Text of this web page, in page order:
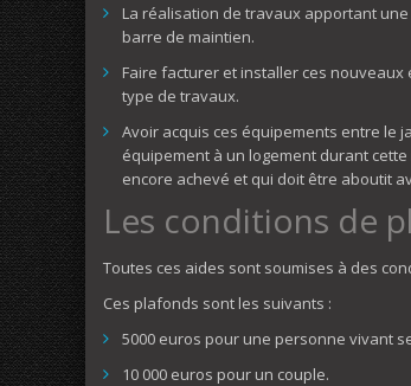
La réalisation de travaux apportant une
barre de maintien.
Faire facturer et installer ces
type de travaux.
Avoir acquis ces équipements entre le
équipement à un logement durant
encore achevé et qui doit être aboutit
Les conditions de
Toutes ces aides sont soumises à des
Ces plafonds sont les suivants :
5000 euros pour une personne vivant
10 000 euros pour un couple.